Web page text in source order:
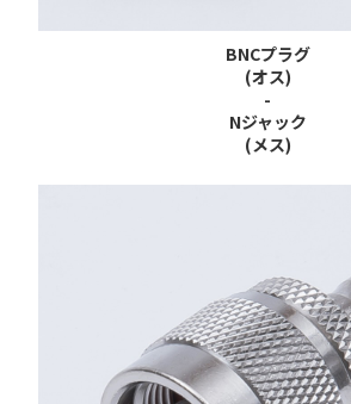
BNCプラグ
(オス)
-
Nジャック
(メス)